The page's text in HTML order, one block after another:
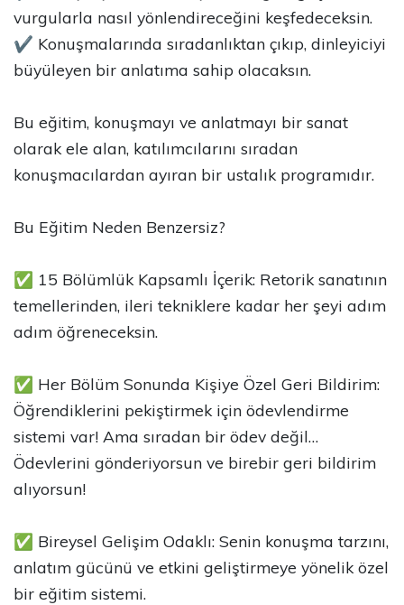
vurgularla nasıl yönlendireceğini keşfedeceksin.
✔ Konuşmalarında sıradanlıktan çıkıp, dinleyiciyi
büyüleyen bir anlatıma sahip olacaksın.
Bu eğitim, konuşmayı ve anlatmayı bir sanat
olarak ele alan, katılımcılarını sıradan
konuşmacılardan ayıran bir ustalık programıdır.
Bu Eğitim Neden Benzersiz?
✅ 15 Bölümlük Kapsamlı İçerik: Retorik sanatının
temellerinden, ileri tekniklere kadar her şeyi adım
adım öğreneceksin.
✅ Her Bölüm Sonunda Kişiye Özel Geri Bildirim:
Öğrendiklerini pekiştirmek için ödevlendirme
sistemi var! Ama sıradan bir ödev değil…
Ödevlerini gönderiyorsun ve birebir geri bildirim
alıyorsun!
✅ Bireysel Gelişim Odaklı: Senin konuşma tarzını,
anlatım gücünü ve etkini geliştirmeye yönelik özel
bir eğitim sistemi.